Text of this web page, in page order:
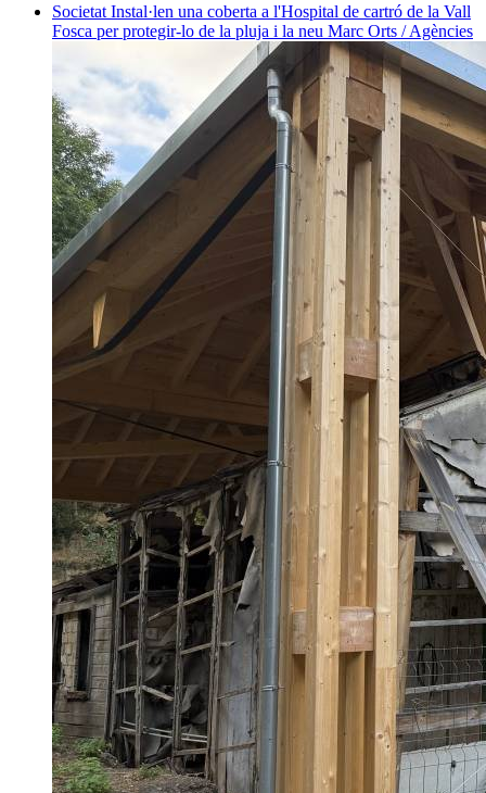
Societat Instal·len una coberta a l'Hospital de cartró de la Vall
Fosca per protegir-lo de la pluja i la neu Marc Orts / Agències